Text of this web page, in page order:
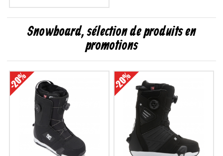
Snowboard, sélection de produits en
promotions